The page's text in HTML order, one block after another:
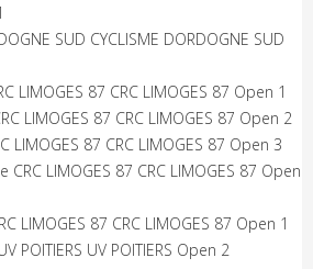
SUD CYCLISME DORDOGNE SUD
LIMOGES 87 CRC LIMOGES 87 Open 1
LIMOGES 87 CRC LIMOGES 87 Open 2
LIMOGES 87 CRC LIMOGES 87 Open 3
CRC LIMOGES 87 CRC LIMOGES 87 Open
LIMOGES 87 CRC LIMOGES 87 Open 1
POITIERS UV POITIERS Open 2